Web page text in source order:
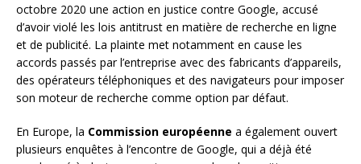
octobre 2020 une action en justice contre Google, accusé
d’avoir violé les lois antitrust en matière de recherche en ligne
et de publicité. La plainte met notamment en cause les
accords passés par l’entreprise avec des fabricants d’appareils,
des opérateurs téléphoniques et des navigateurs pour imposer
son moteur de recherche comme option par défaut.
En Europe, la Commission européenne a également ouvert
plusieurs enquêtes à l’encontre de Google, qui a déjà été